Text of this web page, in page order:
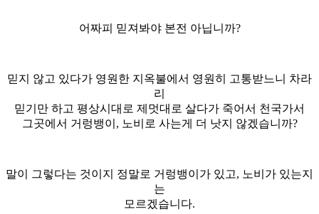
어짜피 믿져봐야 본전 아닙니까?
믿지 않고 있다가 영원한 지옥불에서 영원히 고통받느니 차라
리
믿기만 하고 평상시대로 제멋대로 살다가 죽어서 천국가서
그곳에서 거렁뱅이, 노비로 사는게 더 낫지 않겠습니까?
말이 그렇다는 것이지 정말로 거렁뱅이가 있고, 노비가 있는지
는
모르겠습니다.